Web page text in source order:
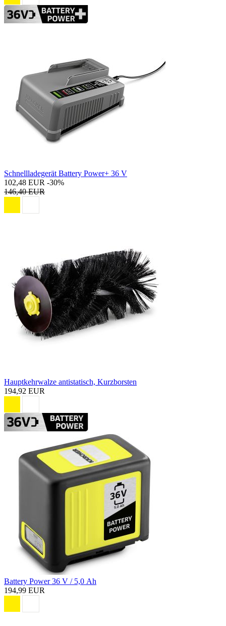
Schnellladegerät Battery Power+ 36 V
102,48 EUR -30%
146,40 EUR
Hauptkehrwalze antistatisch, Kurzborsten
194,92 EUR
Battery Power 36 V / 5,0 Ah
194,99 EUR